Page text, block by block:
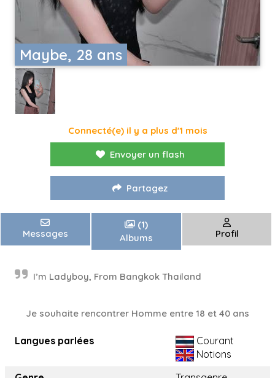
Maybe, 28 ans
Connecté(e) il y a plus d'1 mois
Envoyer un flash
Partagez
Messages
(1)
Albums
Profil
I’m Ladyboy, From Bangkok Thailand
Je souhaite rencontrer Homme entre 18 et 40 ans
Langues parlées
Courant
Notions